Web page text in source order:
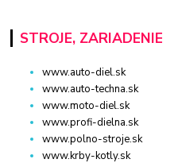
STROJE, ZARIADENIE
www.auto-diel.sk
www.auto-techna.sk
www.moto-diel.sk
www.profi-dielna.sk
www.polno-stroje.sk
www.krby-kotly.sk